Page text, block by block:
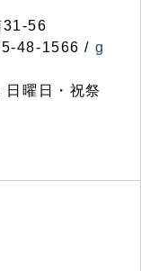
56
48-1566 / g
曜日・祝祭